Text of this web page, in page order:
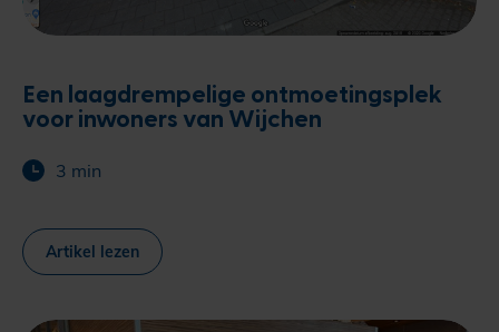
Een laagdrempelige ontmoetingsplek
voor inwoners van Wijchen
3 min
Artikel lezen